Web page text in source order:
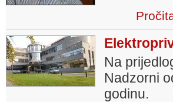
Na
Nadzorni
godinu.